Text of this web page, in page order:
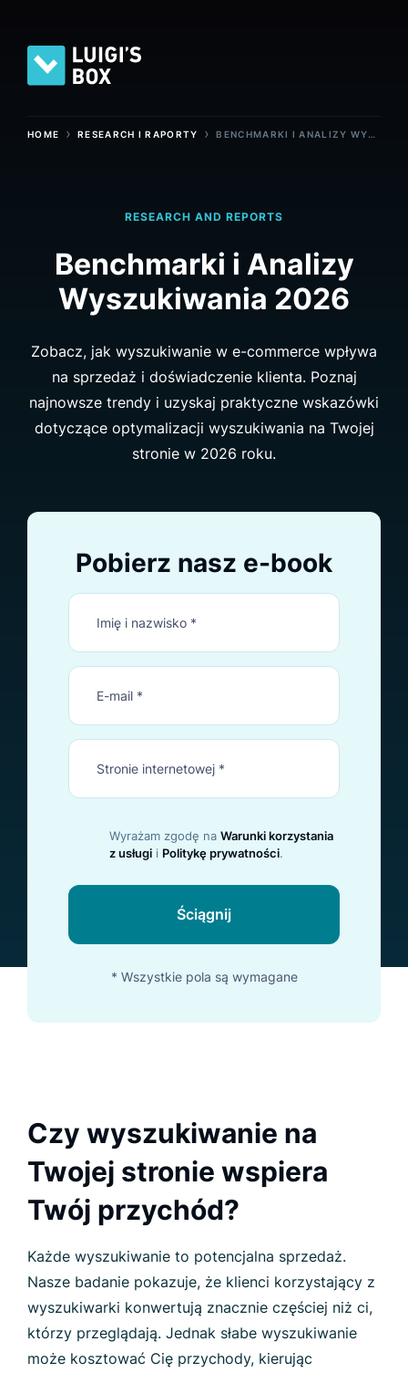
HOME ›RESEARCH I RAPORTY ›BENCHMARKI I ANALIZY WYSZUKIWANIA 2026
RESEARCH AND REPORTS
Benchmarki i Analizy
Wyszukiwania 2026
Zobacz, jak wyszukiwanie w e-commerce wpływa
na sprzedaż i doświadczenie klienta. Poznaj
najnowsze trendy i uzyskaj praktyczne wskazówki
dotyczące optymalizacji wyszukiwania na Twojej
stronie w 2026 roku.
Pobierz nasz e-book
Wyrażam zgodę na Warunki korzystania
z usługi i Politykę prywatności.
Ściągnij
* Wszystkie pola są wymagane
Czy wyszukiwanie na
Twojej stronie wspiera
Twój przychód?
Każde wyszukiwanie to potencjalna sprzedaż.
Nasze badanie pokazuje, że klienci korzystający z
wyszukiwarki konwertują znacznie częściej niż ci,
którzy przeglądają. Jednak słabe wyszukiwanie
może kosztować Cię przychody, kierując